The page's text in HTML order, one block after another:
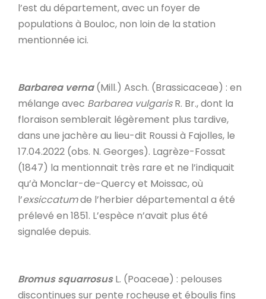
l’est du département, avec un foyer de
populations à Bouloc, non loin de la station
mentionnée ici.
Barbarea verna(Mill.) Asch. (Brassicaceae) : en
mélange avec Barbarea vulgarisR. Br., dont la
floraison semblerait légèrement plus tardive,
dans une jachère au lieu-dit Roussi à Fajolles, le
17.04.2022 (obs. N. Georges). Lagrèze-Fossat
(1847) la mentionnait très rare et ne l’indiquait
qu’à Monclar-de-Quercy et Moissac, où
l’exsiccatumde l’herbier départemental a été
prélevé en 1851. L’espèce n’avait plus été
signalée depuis.
Bromus squarrosusL. (Poaceae) : pelouses
discontinues sur pente rocheuse et éboulis fins